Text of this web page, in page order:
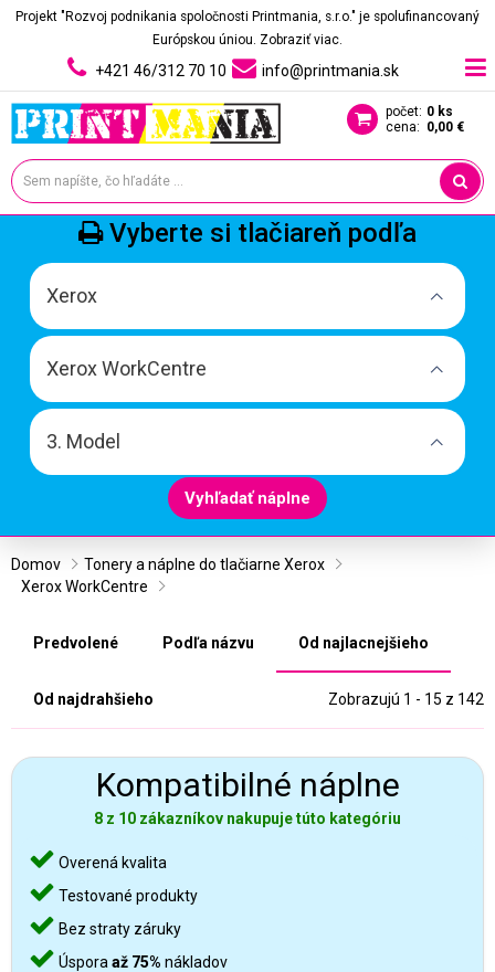
Projekt "Rozvoj podnikania spoločnosti Printmania, s.r.o." je spolufinancovaný
Európskou úniou. Zobraziť viac.
+421 46/312 70 10 info@printmania.sk
počet: 0 ks
cena: 0,00 €
Vyberte si tlačiareň podľa
Xerox
Xerox WorkCentre
3. Model
Vyhľadať náplne
Domov
Tonery a náplne do tlačiarne Xerox
Xerox WorkCentre
Predvolené Podľa názvu Od najlacnejšieho
Od najdrahšieho Zobrazujú 1 - 15 z 142
Kompatibilné náplne
8 z 10 zákazníkov nakupuje túto kategóriu
Overená kvalita
Testované produkty
Bez straty záruky
Úspora až 75% nákladov